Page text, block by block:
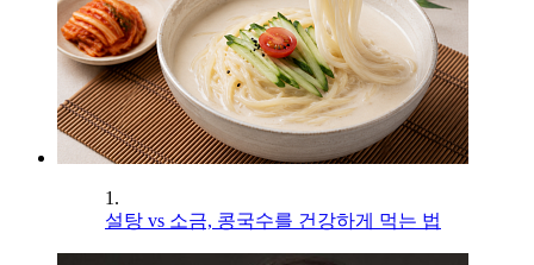
1.
설탕 vs 소금, 콩국수를 건강하게 먹는 법